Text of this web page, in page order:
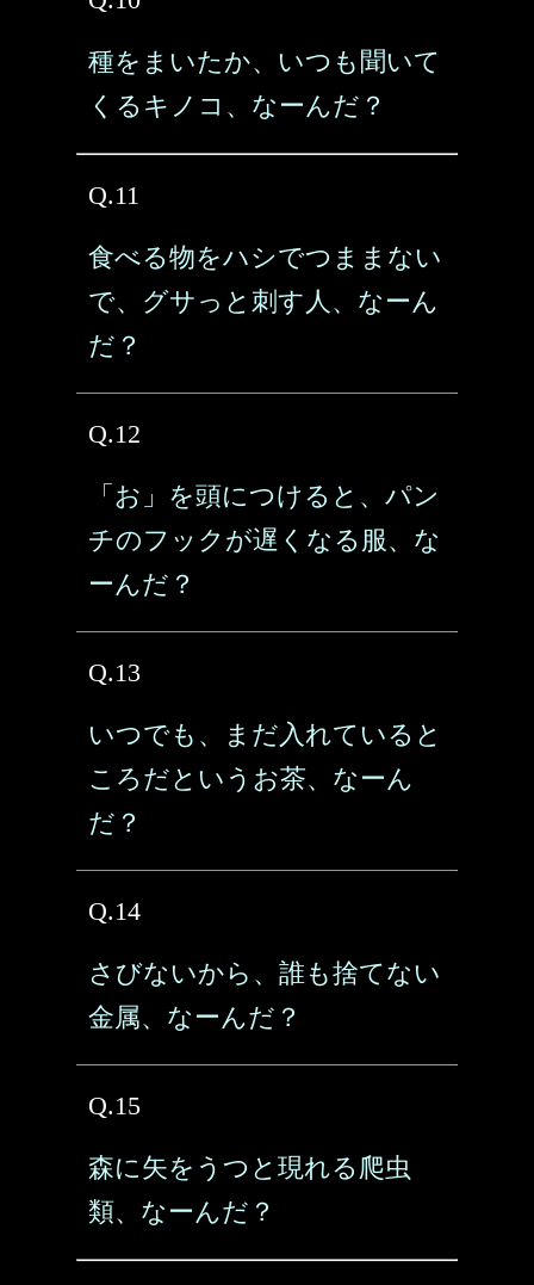
種をまいたか、いつも聞いて
くるキノコ、なーんだ？
Q.11
食べる物をハシでつままない
で、グサっと刺す人、なーん
だ？
Q.12
「お」を頭につけると、パン
チのフックが遅くなる服、な
ーんだ？
Q.13
いつでも、まだ入れていると
ころだというお茶、なーん
だ？
Q.14
さびないから、誰も捨てない
金属、なーんだ？
Q.15
森に矢をうつと現れる爬虫
類、なーんだ？